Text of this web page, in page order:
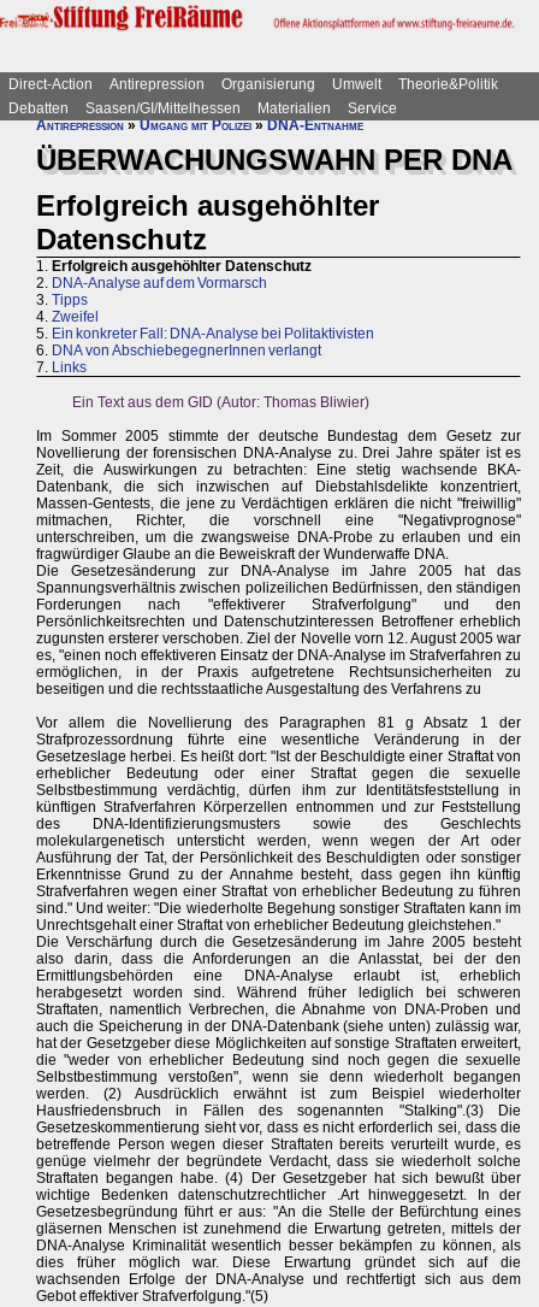
Direct-Action Antirepression Organisierung Umwelt
Theorie&Politik
Debatten
Saasen/GI/Mittelhessen Materialien
Service
Antirepression»Umgang mit Polizei»DNA-Entnahme
ÜBERWACHUNGSWAHN PER DNA
Erfolgreich ausgehöhlter
Datenschutz
1. Erfolgreich ausgehöhlter Datenschutz
2. DNA-Analyse auf dem Vormarsch
3. Tipps
4. Zweifel
5. Ein konkreter Fall: DNA-Analyse bei Politaktivisten
6. DNA von AbschiebegegnerInnen verlangt
7. Links
Ein Text aus dem GID (Autor: Thomas Bliwier)
Im Sommer 2005 stimmte der deutsche Bundestag dem Gesetz zur
Novellierung der forensischen DNA-Analyse zu. Drei Jahre später ist es
Zeit, die Auswirkungen zu betrachten: Eine stetig wachsende BKA-
Datenbank, die sich inzwischen auf Diebstahlsdelikte konzentriert,
Massen-Gentests, die jene zu Verdächtigen erklären die nicht "freiwillig"
mitmachen, Richter, die vorschnell eine "Negativprognose"
unterschreiben, um die zwangsweise DNA-Probe zu erlauben und ein
fragwürdiger Glaube an die Beweiskraft der Wunderwaffe DNA.
Die Gesetzesänderung zur DNA-Analyse im Jahre 2005 hat das
Spannungsverhältnis zwischen polizeilichen Bedürfnissen, den ständigen
Forderungen nach "effektiverer Strafverfolgung" und den
Persönlichkeitsrechten und Datenschutzinteressen Betroffener erheblich
zugunsten ersterer verschoben. Ziel der Novelle vorn 12. August 2005 war
es, "einen noch effektiveren Einsatz der DNA-Analyse im Strafverfahren zu
ermöglichen, in der Praxis aufgetretene Rechtsunsicherheiten zu
beseitigen und die rechtsstaatliche Ausgestaltung des Verfahrens zu
Vor allem die Novellierung des Paragraphen 81 g Absatz 1 der
Strafprozessordnung führte eine wesentliche Veränderung in der
Gesetzeslage herbei. Es heißt dort: "Ist der Beschuldigte einer Straftat von
erheblicher Bedeutung oder einer Straftat gegen die sexuelle
Selbstbestimmung verdächtig, dürfen ihm zur Identitätsfeststellung in
künftigen Strafverfahren Körperzellen entnommen und zur Feststellung
des DNA-Identifizierungsmusters sowie des Geschlechts
molekulargenetisch untersticht werden, wenn wegen der Art oder
Ausführung der Tat, der Persönlichkeit des Beschuldigten oder sonstiger
Erkenntnisse Grund zu der Annahme besteht, dass gegen ihn künftig
Strafverfahren wegen einer Straftat von erheblicher Bedeutung zu führen
sind." Und weiter: "Die wiederholte Begehung sonstiger Straftaten kann im
Unrechtsgehalt einer Straftat von erheblicher Bedeutung gleichstehen."
Die Verschärfung durch die Gesetzesänderung im Jahre 2005 besteht
also darin, dass die Anforderungen an die Anlasstat, bei der den
Ermittlungsbehörden eine DNA-Analyse erlaubt ist, erheblich
herabgesetzt worden sind. Während früher lediglich bei schweren
Straftaten, namentlich Verbrechen, die Abnahme von DNA-Proben und
auch die Speicherung in der DNA-Datenbank (siehe unten) zulässig war,
hat der Gesetzgeber diese Möglichkeiten auf sonstige Straftaten erweitert,
die "weder von erheblicher Bedeutung sind noch gegen die sexuelle
Selbstbestimmung verstoßen", wenn sie denn wiederholt begangen
werden. (2) Ausdrücklich erwähnt ist zum Beispiel wiederholter
Hausfriedensbruch in Fällen des sogenannten "Stalking".(3) Die
Gesetzeskommentierung sieht vor, dass es nicht erforderlich sei, dass die
betreffende Person wegen dieser Straftaten bereits verurteilt wurde, es
genüge vielmehr der begründete Verdacht, dass sie wiederholt solche
Straftaten begangen habe. (4) Der Gesetzgeber hat sich bewußt über
wichtige Bedenken datenschutzrechtlicher .Art hinweggesetzt. In der
Gesetzesbegründung führt er aus: "An die Stelle der Befürchtung eines
gläsernen Menschen ist zunehmend die Erwartung getreten, mittels der
DNA-Analyse Kriminalität wesentlich besser bekämpfen zu können, als
dies früher möglich war. Diese Erwartung gründet sich auf die
wachsenden Erfolge der DNA-Analyse und rechtfertigt sich aus dem
Gebot effektiver Strafverfolgung."(5)